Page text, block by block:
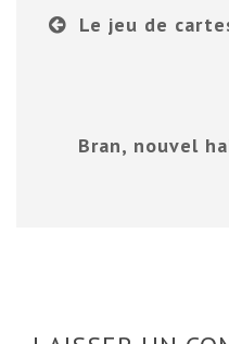
Le jeu de
Bran, nouvel